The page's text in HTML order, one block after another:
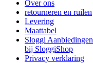
Over ons
retourneren en ruilen
Levering
Maattabel
Sloggi
bij SloggiShop
Privacy verklaring